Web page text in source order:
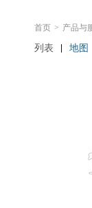
首页 > 产品与
列表 地图